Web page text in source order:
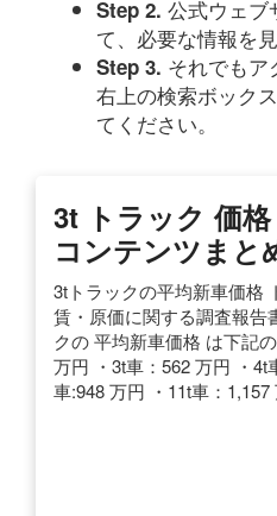
Step 2. 公式ウェブ
て、必要な情報を
Step 3. それでもア
右上の検索ボック
てください。
3t トラック 価
コンテンツまと
3tトラックの平均新車価格
賃・原価に関する調査報告
クの 平均新車価格 は下記
万円 ・3t車：562 万円 ・4t
車:948 万円 ・11t車：1,157